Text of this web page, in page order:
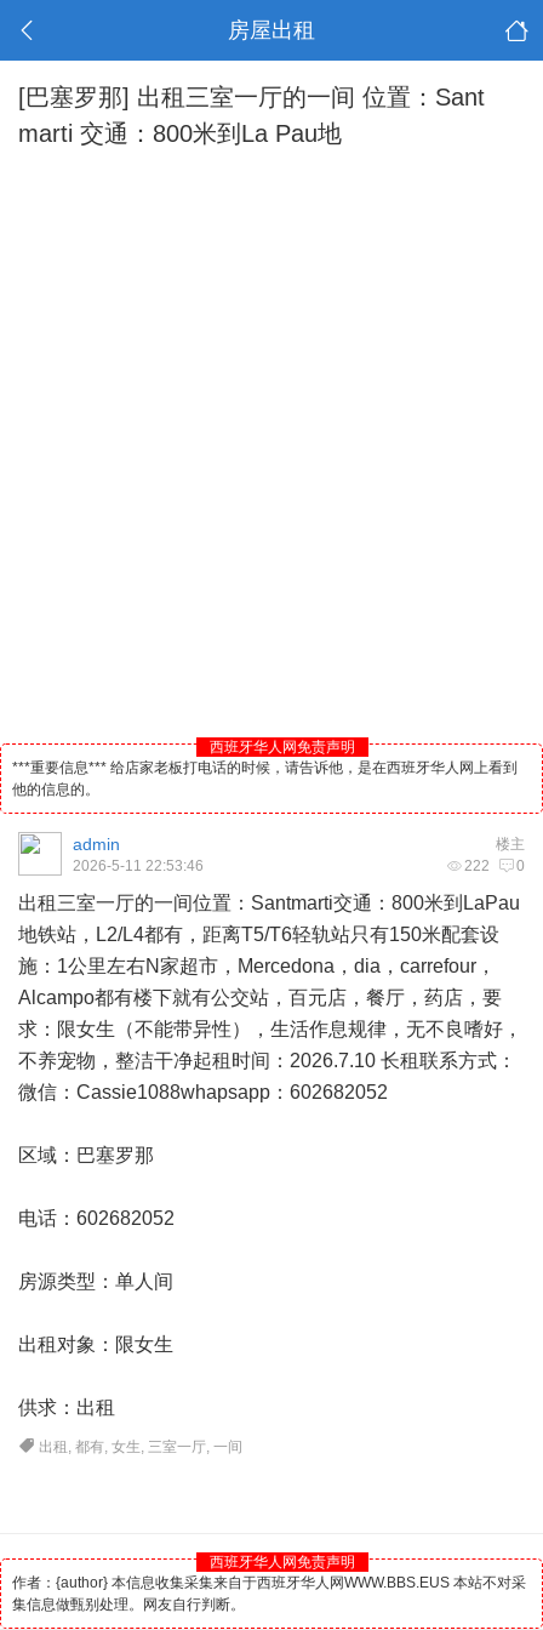
房屋出租
[巴塞罗那] 出租三室一厅的一间 位置：Sant
marti 交通：800米到La Pau地
西班牙华人网免责声明
***重要信息*** 给店家老板打电话的时候，请告诉他，是在西班牙华人网上看到
他的信息的。
楼主
admin
222 0
2026-5-11 22:53:46
出租三室一厅的一间位置：Santmarti交通：800米到LaPau
地铁站，L2/L4都有，距离T5/T6轻轨站只有150米配套设
施：1公里左右N家超市，Mercedona，dia，carrefour，
Alcampo都有楼下就有公交站，百元店，餐厅，药店，要
求：限女生（不能带异性），生活作息规律，无不良嗜好，
不养宠物，整洁干净起租时间：2026.7.10 长租联系方式：
微信：Cassie1088whapsapp：602682052
区域：巴塞罗那
电话：602682052
房源类型：单人间
出租对象：限女生
供求：出租
出租 ,都有,女生, 三室一厅,一间
西班牙华人网免责声明
作者：{author} 本信息收集采集来自于西班牙华人网WWW.BBS.EUS 本站不对采
集信息做甄别处理。网友自行判断。